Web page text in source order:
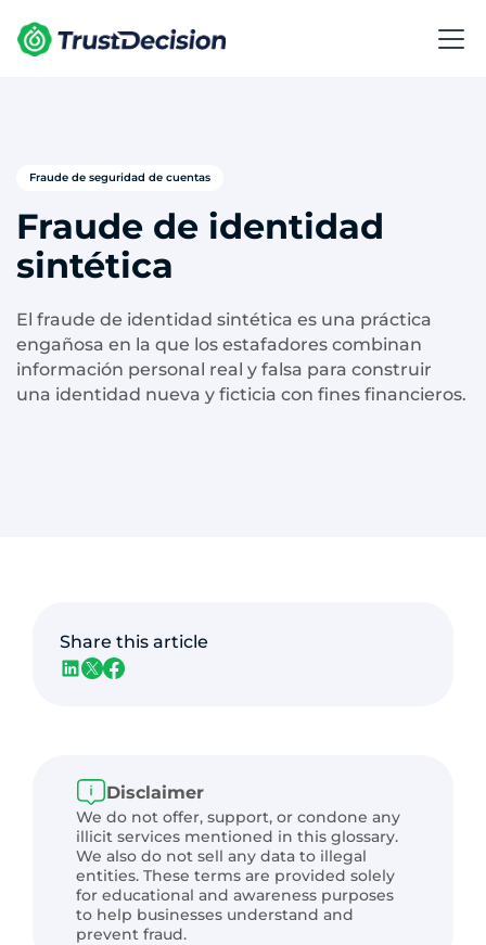
Fraude de seguridad de cuentas
Fraude de identidad
sintética
El fraude de identidad sintética es una práctica
engañosa en la que los estafadores combinan
información personal real y falsa para construir
una identidad nueva y ficticia con fines financieros.
Disclaimer
We do not offer, support, or condone any
illicit services mentioned in this glossary.
We also do not sell any data to illegal
entities. These terms are provided solely
for educational and awareness purposes
to help businesses understand and
prevent fraud.
Share this article